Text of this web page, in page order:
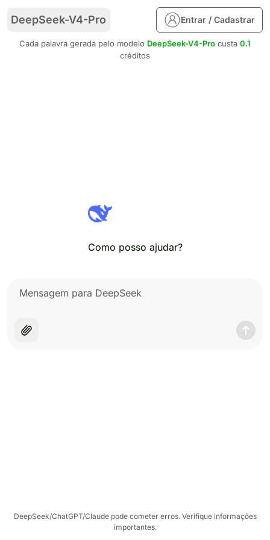
DeepSeek-V4-Pro Entrar / Cadastrar
Cada palavra gerada pelo modelo DeepSeek-V4-Pro custa 0.1
créditos
Como posso ajudar?
DeepSeek/ChatGPT/Claude pode cometer erros. Verifique informações
importantes.